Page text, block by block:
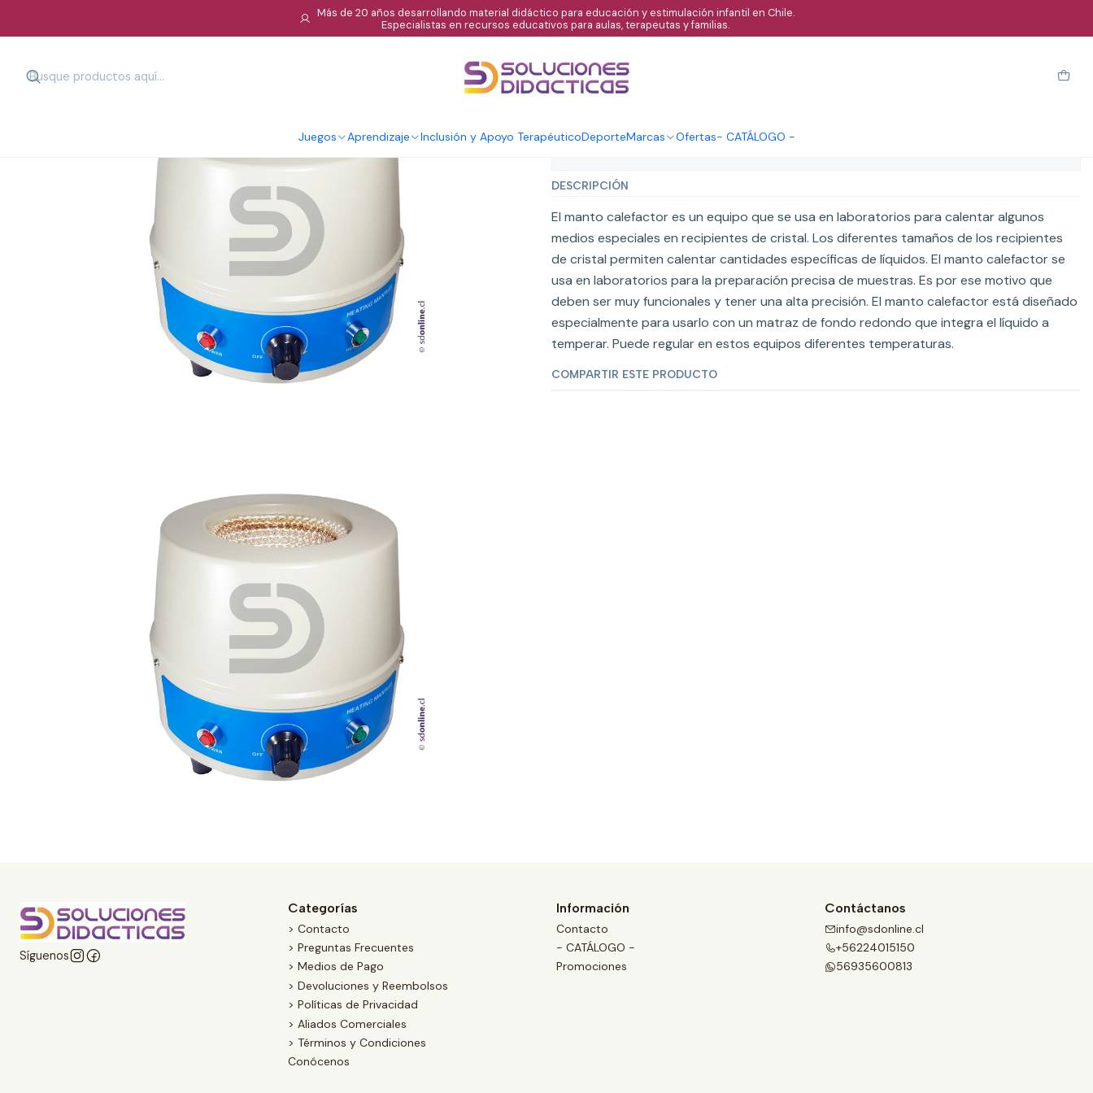
Juegos Aprendizaje Inclusión y Apoyo TerapéuticoDeporteMarcas Ofertas- CATÁLOGO -
Más de 20 años desarrollando material didáctico para educación y estimulación infantil en Chile.
Especialistas en recursos educativos para aulas, terapeutas y familias.
|
Manto calefactor 100Ml
DESCRIPCIÓN
El manto calefactor es un equipo que se usa en laboratorios para calentar algunos
medios especiales en recipientes de cristal. Los diferentes tamaños de los recipientes
de cristal permiten calentar cantidades específicas de líquidos. El manto calefactor se
usa en laboratorios para la preparación precisa de muestras. Es por ese motivo que
deben ser muy funcionales y tener una alta precisión. El manto calefactor está diseñado
especialmente para usarlo con un matraz de fondo redondo que integra el líquido a
temperar. Puede regular en estos equipos diferentes temperaturas.
COMPARTIR ESTE PRODUCTO
Síguenos
Categorías
> Contacto
> Preguntas Frecuentes
> Medios de Pago
> Devoluciones y Reembolsos
> Políticas de Privacidad
> Aliados Comerciales
> Términos y Condiciones
Conócenos
Información
Contacto
- CATÁLOGO -
Promociones
Contáctanos
info@sdonline.cl
+56224015150
56935600813